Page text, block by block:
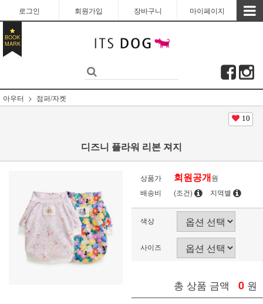
로그인 회원가입 장바구니 마이페이지
BOOK
MARK
아우터 점퍼/자켓
10
디즈니 플라워 리본 져지
상품가 회원공개원
배송비
(조건) 지역별
색상
사이즈
총 상품 금액 0 원